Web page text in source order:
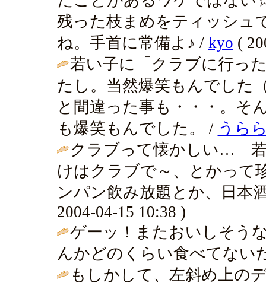
残った枝まめをティッシュ
ね。手首に常備よ♪ / kyo (
若い子に「クラブに行っ
たし。当然爆笑もんでした
と間違った事も・・・。そ
も爆笑もんでした。 / うら
クラブって懐かしい… 若
けはクラブで～、とかって
ンパン飲み放題とか、日本
2004-04-15 10:38 )
ゲーッ！またおいしそう
んかどのくらい食べてない
もしかして、左斜め上の